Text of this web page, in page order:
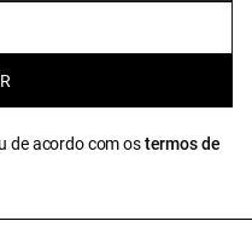
de acordo com ostermos de